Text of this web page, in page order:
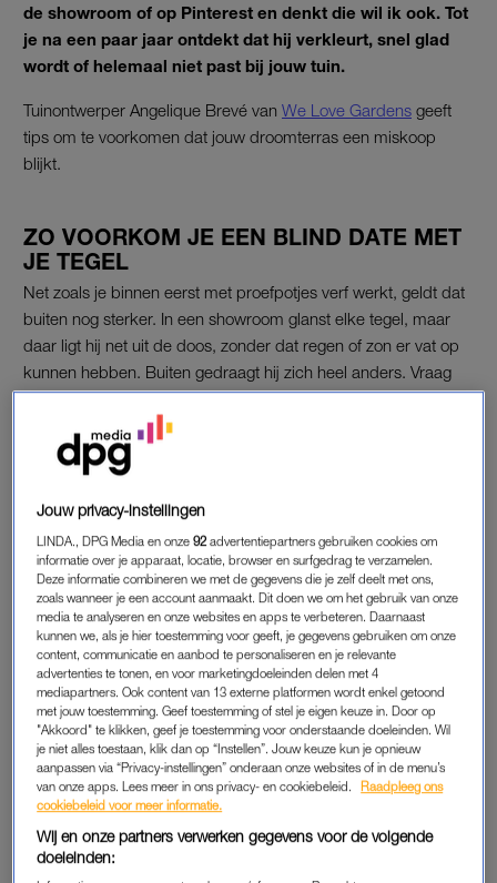
de showroom of op Pinterest en denkt die wil ik ook. Tot
je na een paar jaar ontdekt dat hij verkleurt, snel glad
wordt of helemaal niet past bij jouw tuin.
Tuinontwerper Angelique Brevé van We Love Gardens geeft
tips om te voorkomen dat jouw droomterras een miskoop
blijkt.
ZO VOORKOM JE EEN BLIND DATE MET
JE TEGEL
Net zoals je binnen eerst met proefpotjes verf werkt, geldt dat
buiten nog sterker. In een showroom glanst elke tegel, maar
daar ligt hij net uit de doos, zonder dat regen of zon er vat op
kunnen hebben. Buiten gedraagt hij zich heel anders. Vraag
daarom altijd of je de tegel ook buiten mag bekijken, of neem
een proefstuk mee naar huis. Leg dat neer in je tuin en kijk hoe
het kleurt in zon, regen en schaduw. Pas dan zie je of het écht
de juiste keuze is.
HOUD REKENING MET ONDERHOUD
Een lichtgrijze tegel is strak en modern, maar hij laat élk spatje
regen, elk blad en elk beetje vuil zien. Donkere tegels
daarentegen nemen meer warmte op en kunnen heet worden
in de zomer. Laat je dus niet alleen leiden door de looks, maar
vraag jezelf ook af: hoeveel zin heb ik inschoonmaken? Met
een gezin met jonge kinderen of een hond in huis kun je
bovendien beter een iets gemêleerde tegel kiezen. Die
verdoezelt net wat meer.
CHECK DE HOUDBAARHEID
Jouw privacy-instellingen
LINDA., DPG Media en onze92 advertentiepartners gebruiken cookies om
informatie over je apparaat, locatie, browser en surfgedrag te verzamelen.
Deze informatie combineren we met de gegevens die je zelf deelt met ons,
zoals wanneer je een account aanmaakt. Dit doen we om het gebruik van onze
media te analyseren en onze websites en apps te verbeteren. Daarnaast
kunnen we, als je hier toestemming voor geeft, je gegevens gebruiken om onze
content, communicatie en aanbod te personaliseren en je relevante
advertenties te tonen, en voor marketingdoeleinden delen met 4
mediapartners. Ook content van 13 externe platformen wordt enkel getoond
met jouw toestemming. Geef toestemming of stel je eigen keuze in. Door op
"Akkoord" te klikken, geef je toestemming voor onderstaande doeleinden. Wil
je niet alles toestaan, klik dan op “Instellen”. Jouw keuze kun je opnieuw
aanpassen via “Privacy-instellingen” onderaan onze websites of in de menu’s
van onze apps. Lees meer in ons privacy- en cookiebeleid.
Raadpleeg ons
cookiebeleid voor meer informatie.
Wij en onze partners verwerken gegevens voor de volgende
doeleinden: